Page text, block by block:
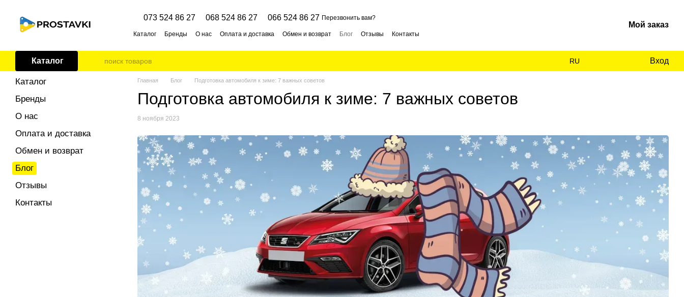
073 524 86 27 068 524 86 27 066 524 86 27 Перезвонить вам?
Каталог Бренды О нас Оплата и доставка Обмен и возврат Блог Отзывы Контакты
Мой заказ
Каталог RU Вход
Главная Блог Подготовка автомобиля к зиме: 7 важных советов
Подготовка автомобиля к зиме: 7 важных советов
8 ноября 2023
Каталог
Бренды
О нас
Оплата и доставка
Обмен и возврат
Блог
Отзывы
Контакты